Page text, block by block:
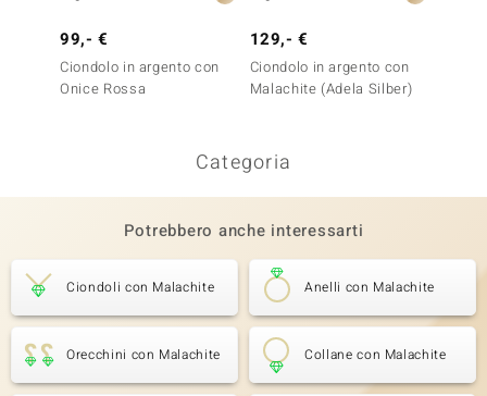
99,- €
Ciondolo in argento con
Onice Rossa
129,- €
Ciondolo in argento con
Malachite (Adela Silber)
Categoria
Potrebbero anche interessarti
Ciondoli con Malachite Anelli con Malachite
Orecchini con Malachite Collane con Malachite